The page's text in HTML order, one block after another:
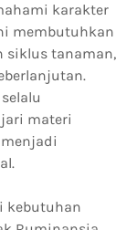
karakter
membutuhkan
siklus tanaman,
materi
kebutuhan